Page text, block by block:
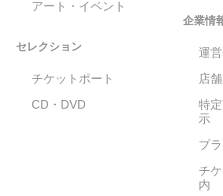
アート・イベント
セレクション
チケットポート
CD・DVD
企業情
運
店
特
示
プ
チ
内